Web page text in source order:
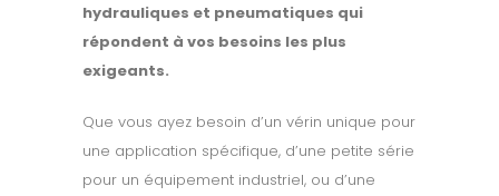
hydrauliques et pneumatiques qui
répondent à vos besoins les plus
exigeants.
Que vous ayez besoin d’un vérin unique pour
une application spécifique, d’une petite série
pour un équipement industriel, ou d’une